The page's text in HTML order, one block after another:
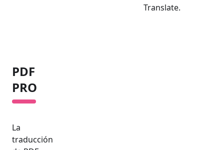
Translate.
PDF
PRO
La
traducción